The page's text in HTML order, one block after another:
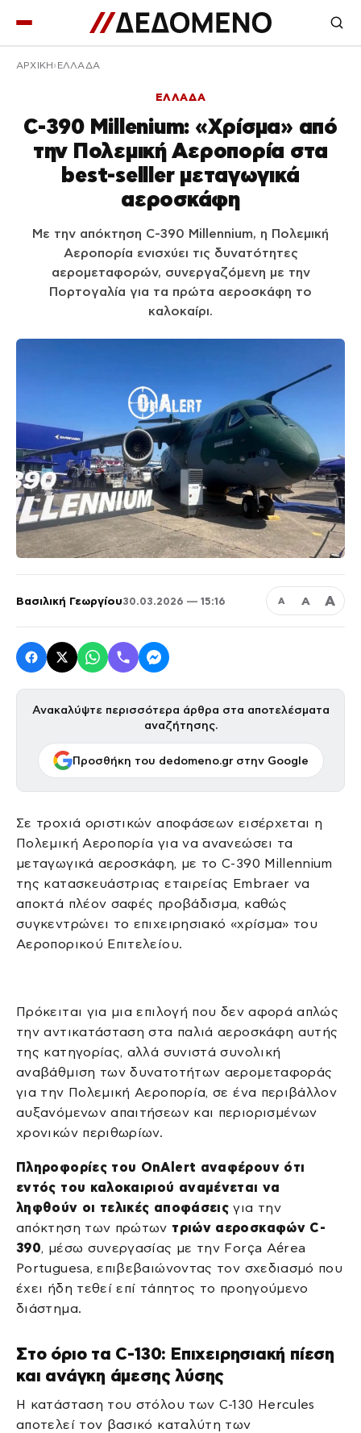
ΑΡΧΙΚΉ ΕΛΛΑΔΑ
ΕΛΛΑΔΑ
C-390 Millenium: «Χρίσμα» από
την Πολεμική Αεροπορία στα
best-selller μεταγωγικά
αεροσκάφη
Με την απόκτηση C-390 Millennium, η Πολεμική
Αεροπορία ενισχύει τις δυνατότητες
αερομεταφορών, συνεργαζόμενη με την
Πορτογαλία για τα πρώτα αεροσκάφη το
καλοκαίρι.
Βασιλική Γεωργίου30.03.2026 — 15:16 Α Α Α
Ανακαλύψτε περισσότερα άρθρα στα αποτελέσματα
αναζήτησης.
Προσθήκη του dedomeno.gr στην Google
Σε τροχιά οριστικών αποφάσεων εισέρχεται η
Πολεμική Αεροπορία για να ανανεώσει τα
μεταγωγικά αεροσκάφη, με το C-390 Millennium
της κατασκευάστριας εταιρείας Embraer να
αποκτά πλέον σαφές προβάδισμα, καθώς
συγκεντρώνει το επιχειρησιακό «χρίσμα» του
Αεροπορικού Επιτελείου.
Πρόκειται για μια επιλογή που δεν αφορά απλώς
την αντικατάσταση στα παλιά αεροσκάφη αυτής
της κατηγορίας, αλλά συνιστά συνολική
αναβάθμιση των δυνατοτήτων αερομεταφοράς
για την Πολεμική Αεροπορία, σε ένα περιβάλλον
αυξανόμενων απαιτήσεων και περιορισμένων
χρονικών περιθωρίων.
Πληροφορίες του OnAlert αναφέρουν ότι
εντός του καλοκαιριού αναμένεται να
ληφθούν οι τελικές αποφάσεις για την
απόκτηση των πρώτων τριών αεροσκαφών C-
390, μέσω συνεργασίας με την Força Aérea
Portuguesa, επιβεβαιώνοντας τον σχεδιασμό που
έχει ήδη τεθεί επί τάπητος το προηγούμενο
διάστημα.
Στο όριο τα C-130: Επιχειρησιακή πίεση
και ανάγκη άμεσης λύσης
Η κατάσταση του στόλου των C-130 Hercules
αποτελεί τον βασικό καταλύτη των